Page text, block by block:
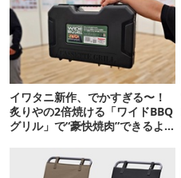
イワタニ新作、でかすぎる〜！
炙りやの2倍焼ける「ワイドBBQ
グリル」で“豪快焼肉”できるよ